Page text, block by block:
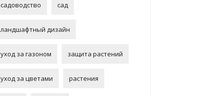
садоводство сад
ландшафтный дизайн
уход за газоном защита растений
уход за цветами растения